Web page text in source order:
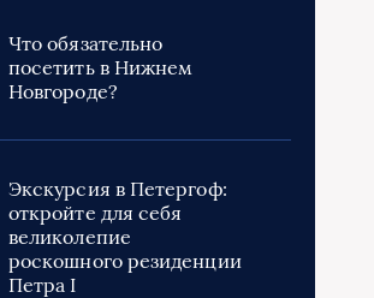
Что обязательно
посетить в Нижнем
Новгороде?
Экскурсия в Петергоф:
откройте для себя
великолепие
роскошного резиденции
Петра I